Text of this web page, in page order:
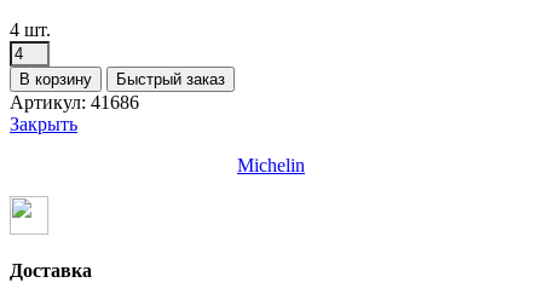
4 шт.
Количество
товара
Шины
бу
215
Лето
Michelin
В корзину Быстрый заказ
Артикул: 41686
Закрыть
Michelin
Доставка